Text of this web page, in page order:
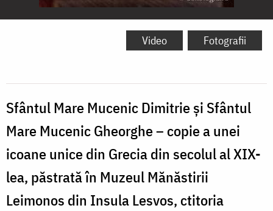
Sfântul
Dimitrie
și
Sfântul
Mare
Mucenic
Gheorghe
Video Fotografii
Sfântul Mare Mucenic Dimitrie și Sfântul
Mare Mucenic Gheorghe – copie a unei
icoane unice din Grecia din secolul al XIX-
lea, păstrată în Muzeul Mănăstirii
Leimonos din Insula Lesvos, ctitoria